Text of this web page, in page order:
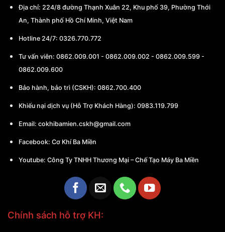
Địa chỉ: 224/8 đường Thạnh Xuân 22, Khu phố 39, Phường Thới
An, Thành phố Hồ Chí Minh, Việt Nam
Hotline 24/7: 0326.770.772
Tư vấn viên: 0862.009.001 - 0862.009.002 - 0862.009.599 -
0862.009.600
Bảo hành, bảo trì (CSKH): 0862.700.400
Khiếu nại dịch vụ (Hỗ Trợ Khách Hàng): 0983.119.799
Email: cokhibamien.cskh@gmail.com
Facebook: Cơ Khí Ba Miền
Youtube: Công Ty TNHH Thương Mại – Chế Tạo Máy Ba Miền
Chính sách hỗ trợ KH: